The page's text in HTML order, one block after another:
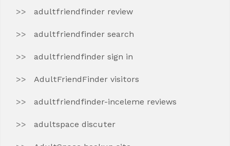
adultfriendfinder review
adultfriendfinder search
adultfriendfinder sign in
AdultFriendFinder visitors
adultfriendfinder-inceleme reviews
adultspace discuter